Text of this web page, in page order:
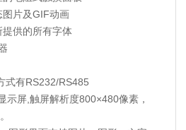
图片及GIF动画
提供的所有字体
式有RS232/RS485
示屏,触屏解析度800×480像素，